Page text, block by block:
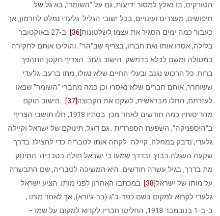
הטורקים, בו נאלץ למסור ידיעות, גם על “השומר”, בא גל של
חיפושים, מעצרים ועינויים, בכל ישובי הגליל. גלעדי נמלט לחרמון, אך
כעבור כמה ימים הסגיר את עצמו לשלטונות[36]
. ב-27 באוקטובר
בלילה, אסרו אותו ואת חבריו, בצריף שב”הר”. והוליכו אותם לחקירה
במטולה ומשם לכלא בדמשק. הישוב נעזב. הצריף הקטן התהפך
ברוח. כל הרכוש נגנב ובעלי החיים שלא נגזלו, מתו ברעב. גלעדי
ששוחרר, אותם חברים שלא נאסרו וכן כמה מחברי “השומר” שבאו
לעזרתם, החלו מבראשית, לשקם את הקבוצה[37]
. הישוב הוקם
מהריסותיו כמה חודשים לאחר מכן. בסתיו 1918, חלו תושבי הצריף
ב”היספניקה”, השפעת הספרדית . גם דוגל, תינוקם של ישראל וקיילה
גלעדי, נדבק במחלה. קיילה לקחה אותו לטבריה כדי להצילו. בדרך
שקעה העגלה בבוץ. ובדרך שמעו כי ישראל חולה בטבריה. התינוק
מת בדרך, בגיל עשרה חודשים. היא המשיכה לטבריה, שם התבשרה
על מותו של ישראל[38]
. במכתבו האחרון לפני מותו, הציע ישראל
גלעדי לקרוא למקום בשם כפר-ב”ג (בר-גיורא), אך לאחר מותו ,
ב-ב-1 בנובמבר 1918, החליטו חבריו לקרוא למקום על שמו –